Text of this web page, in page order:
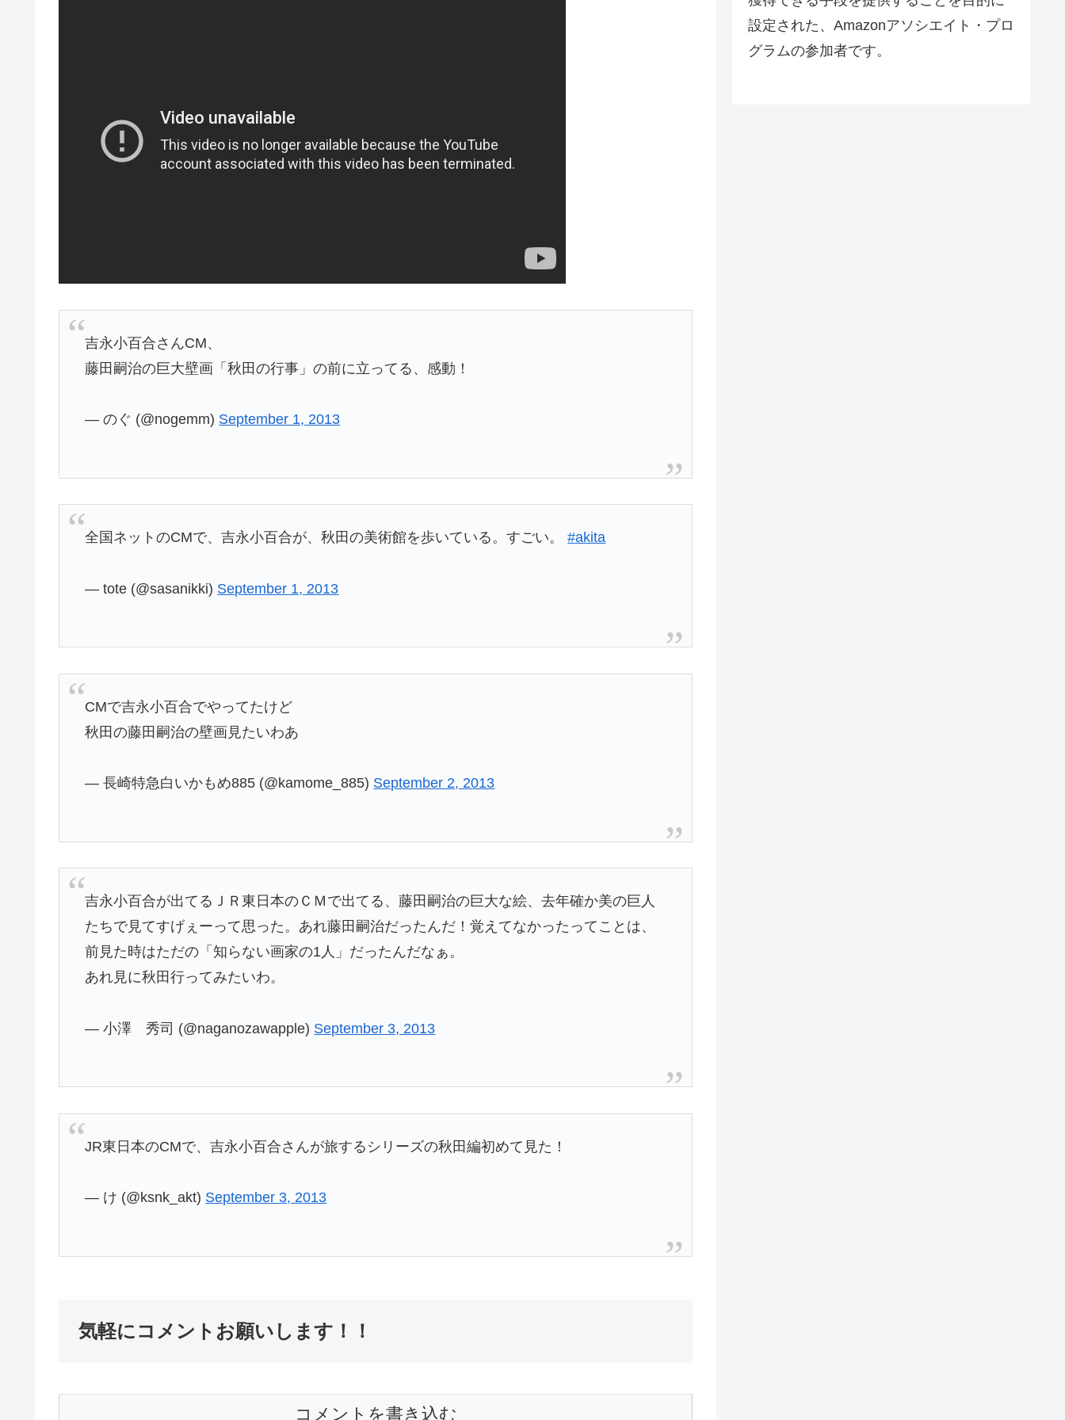
吉永小百合さんCM、
藤田嗣治の巨大壁画「秋田の行事」の前に立ってる、感動！
— のぐ (@nogemm) September 1, 2013
全国ネットのCMで、吉永小百合が、秋田の美術館を歩いている。すごい。#akita
— tote (@sasanikki) September 1, 2013
CMで吉永小百合でやってたけど
秋田の藤田嗣治の壁画見たいわあ
— 長崎特急白いかもめ885 (@kamome_885) September 2, 2013
吉永小百合が出てるＪＲ東日本のＣＭで出てる、藤田嗣治の巨大な絵、去年確か美の巨人
たちで見てすげぇーって思った。あれ藤田嗣治だったんだ！覚えてなかったってことは、
前見た時はただの「知らない画家の1人」だったんだなぁ。
あれ見に秋田行ってみたいわ。
— 小澤 秀司 (@naganozawapple) September 3, 2013
JR東日本のCMで、吉永小百合さんが旅するシリーズの秋田編初めて見た！
— け (@ksnk_akt) September 3, 2013
気軽にコメントお願いします！！
コメントを書き込む
設定された、Amazonアソシエイト・プロ
グラムの参加者です。